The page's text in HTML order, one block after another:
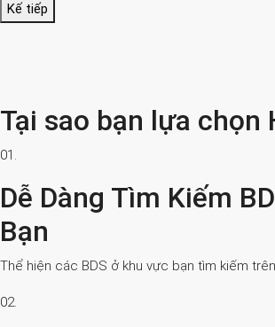
Kế tiếp
Tại sao bạn lựa chọn
01.
Dễ Dàng Tìm Kiếm
Bạn
Thể hiện các BDS ở khu vực bạn tìm kiếm
02.